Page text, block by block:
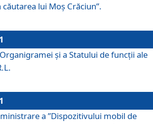
lui Moș Crăciun”.
şi a Statului de funcţii ale
a ”Dispozitivului mobil de